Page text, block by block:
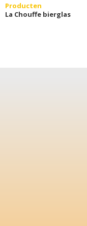
Producten
La Chouffe bierglas